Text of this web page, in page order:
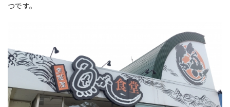
つです。